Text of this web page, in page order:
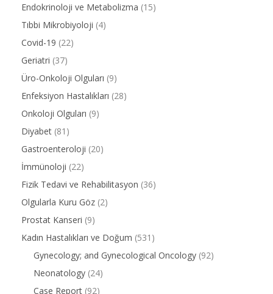
Endokrinoloji ve Metabolizma (15)
Tıbbi Mikrobiyoloji (4)
Covid-19 (22)
Geriatri (37)
Üro-Onkoloji Olguları (9)
Enfeksiyon Hastalıkları (28)
Onkoloji Olguları (9)
Diyabet (81)
Gastroenteroloji (20)
İmmünoloji (22)
Fizik Tedavi ve Rehabilitasyon (36)
Olgularla Kuru Göz (2)
Prostat Kanseri (9)
Kadın Hastalıkları ve Doğum (531)
Gynecology; and Gynecological Oncology (92)
Neonatology (24)
Case Report (92)